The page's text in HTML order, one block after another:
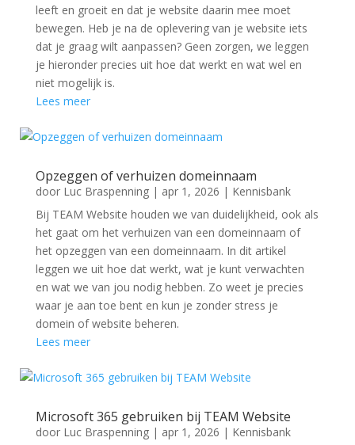
leeft en groeit en dat je website daarin mee moet
bewegen. Heb je na de oplevering van je website iets
dat je graag wilt aanpassen? Geen zorgen, we leggen
je hieronder precies uit hoe dat werkt en wat wel en
niet mogelijk is.
Lees meer
Opzeggen of verhuizen domeinnaam
door Luc Braspenning| apr 1, 2026 | Kennisbank
Bij TEAM Website houden we van duidelijkheid, ook als
het gaat om het verhuizen van een domeinnaam of
het opzeggen van een domeinnaam. In dit artikel
leggen we uit hoe dat werkt, wat je kunt verwachten
en wat we van jou nodig hebben. Zo weet je precies
waar je aan toe bent en kun je zonder stress je
domein of website beheren.
Lees meer
Microsoft 365 gebruiken bij TEAM Website
door Luc Braspenning| apr 1, 2026 | Kennisbank